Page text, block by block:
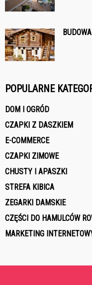
POPULARNE
DOM I OGRÓD
CZAPKI Z DASZKIEM
E-COMMERCE
CZAPKI ZIMOWE
CHUSTY I APASZKI
STREFA KIBICA
ZEGARKI DAMSKIE
CZĘŚCI DO HAMULCÓW
MARKETING